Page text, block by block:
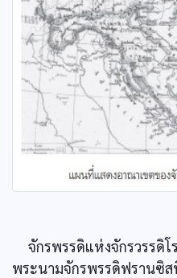
จักรพรรดิแห่งจักรวรรดิโ
พระนามจักรพรรดิฟรานซิส